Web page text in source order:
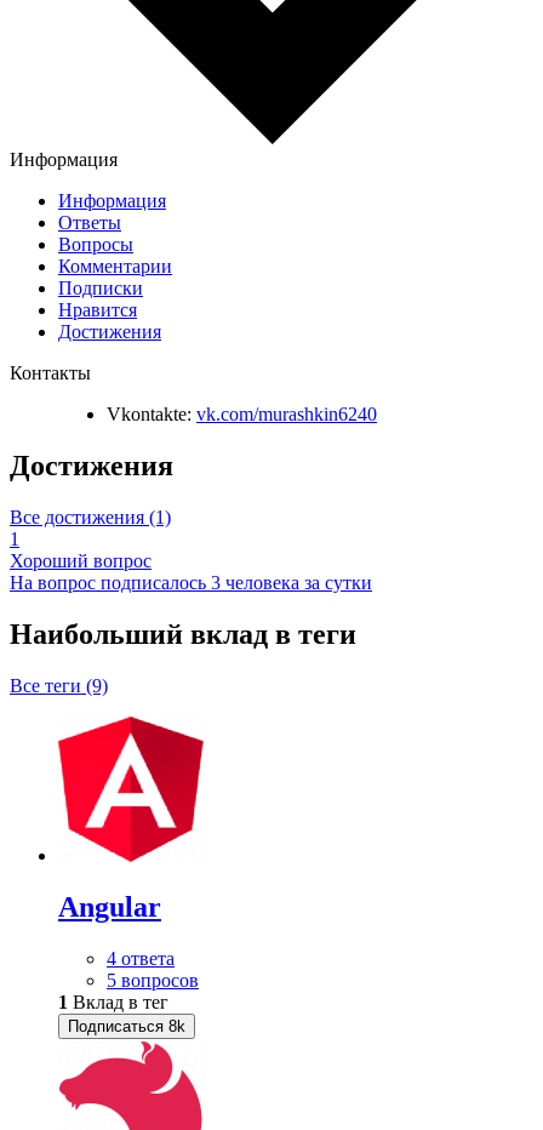
Информация
Информация
Ответы
Вопросы
Комментарии
Подписки
Нравится
Достижения
Контакты
Vkontakte: vk.com/murashkin6240
Достижения
Все достижения (1)
1
Хороший вопрос
На вопрос подписалось 3 человека за сутки
Наибольший вклад в теги
Все теги (9)
Angular
4 ответа
5 вопросов
1 Вклад в тег
Подписаться 8k